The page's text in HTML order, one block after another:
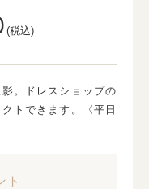
(税込)
。ドレスショップの
トできます。〈平日
ト